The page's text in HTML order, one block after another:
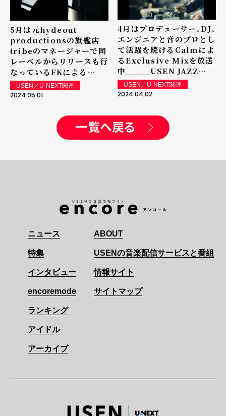
5月は元hydeout
productionsの旗艦店
tribeのマネージャーで同
レーベルからリリースも行
なっているFKによる
Exclusive Mixを放送中
＿＿＿USEN JAZZ HIP
USEN／U-NEXT関連
2024.05.01
4月はプロデューサー、DJ、
エンジニアと音のプロとし
て活躍を続けるCalmによ
るExclusive Mixを放送
中＿＿＿USEN JAZZ
HIP HOP
USEN／U-NEXT関連
2024.04.02
一覧へ戻る
ニュース
特集
インタビュー
encoremode
ランキング
アイドル
アーカイブ
ABOUT
USENの音楽配信サービスと番組
情報サイト
サイトマップ